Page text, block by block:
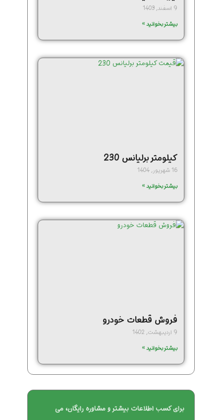
9 اسفند, 1403
بیشتر بخوانید »
کیلومتر برلیانس 230
16 شهریور, 1404
بیشتر بخوانید »
فروش قطعات خودرو
9 اردیبهشت, 1402
بیشتر بخوانید »
برای کسب اطلاعات بیشتر و مشاوره رایگان، می